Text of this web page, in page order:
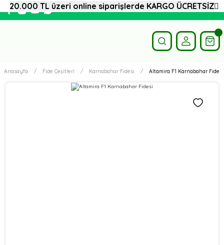
Anasayfa Fide Çeşitleri Karnabahar Fidesi Altamira F1 Karnabahar Fidesi
20.000 TL üzeri online siparişlerde KARGO ÜCRETSİZ